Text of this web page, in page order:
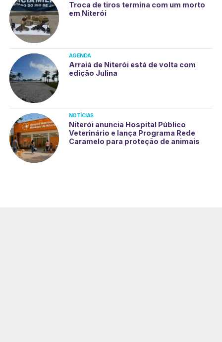
Troca de tiros termina com um morto
em Niterói
AGENDA
Arraiá de Niterói está de volta com
edição Julina
NOTÍCIAS
Niterói anuncia Hospital Público
Veterinário e lança Programa Rede
Caramelo para proteção de animais